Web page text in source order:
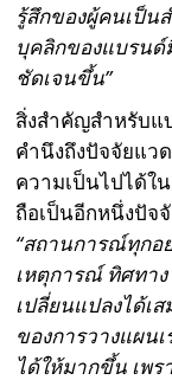
รู้สึกของผู้คนเป็น
บุคลิกของแบรน
ชัดเจนขึ้น”
สิ่งสำคัญสำหรับแ
คำนึงถึงปัจจัยแว
ความเป็นไปได้ใ
ถือเป็นอีกหนึ่งปัจ
“สถานการณ์ทุกอ
เหตุการณ์ ทิศทาง
เปลี่ยนแปลงได้เส
ของการวางแผน
ได้ให้มากขึ้น เพร